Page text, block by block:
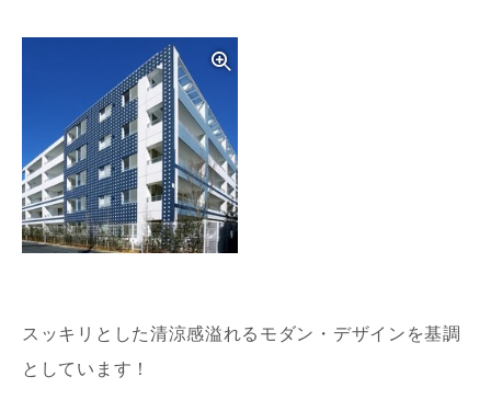
スッキリとした清涼感溢れるモダン・デザインを基調
としています！